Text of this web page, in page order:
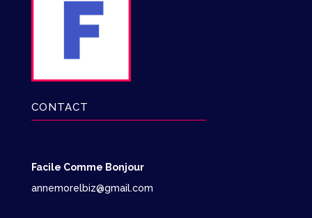
CONTACT
Facile Comme Bonjour
annemorelbiz@gmail.com